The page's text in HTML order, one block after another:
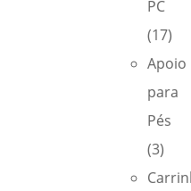
PC
(17)
Apoio
para
Pés
(3)